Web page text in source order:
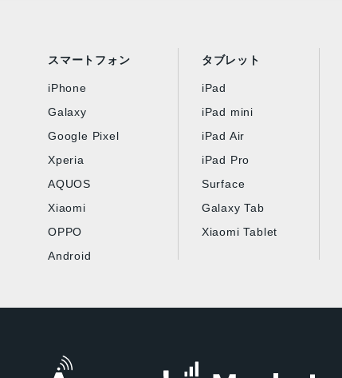
スマートフォン
iPhone
Galaxy
Google Pixel
Xperia
AQUOS
Xiaomi
OPPO
Android
タブレット
iPad
iPad mini
iPad Air
iPad Pro
Surface
Galaxy Tab
Xiaomi Tablet